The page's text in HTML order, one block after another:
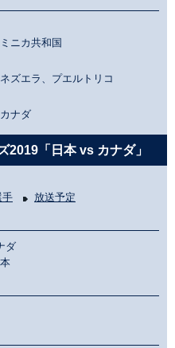
ニカ共和国
ズエラ、プエルトリコ
ナダ
2019「日本 vs カナダ」
手 放送予定
ダ